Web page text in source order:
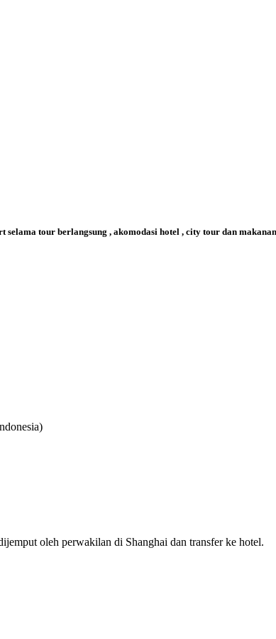
tour berlangsung , akomodasi hotel , city tour dan
oleh perwakilan di Shanghai dan transfer ke hotel.